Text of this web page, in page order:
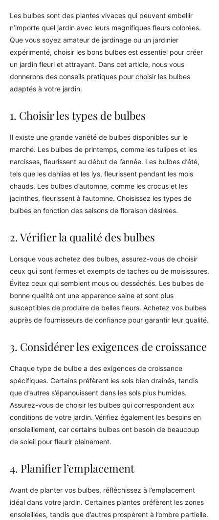
Les bulbes sont des plantes vivaces qui peuvent embellir
n’importe quel jardin avec leurs magnifiques fleurs colorées.
Que vous soyez amateur de jardinage ou un jardinier
expérimenté, choisir les bons bulbes est essentiel pour créer
un jardin fleuri et attrayant. Dans cet article, nous vous
donnerons des conseils pratiques pour choisir les bulbes
adaptés à votre jardin.
1. Choisir les types de bulbes
Il existe une grande variété de bulbes disponibles sur le
marché. Les bulbes de printemps, comme les tulipes et les
narcisses, fleurissent au début de l’année. Les bulbes d’été,
tels que les dahlias et les lys, fleurissent pendant les mois
chauds. Les bulbes d’automne, comme les crocus et les
jacinthes, fleurissent à l’automne. Choisissez les types de
bulbes en fonction des saisons de floraison désirées.
2. Vérifier la qualité des bulbes
Lorsque vous achetez des bulbes, assurez-vous de choisir
ceux qui sont fermes et exempts de taches ou de moisissures.
Évitez ceux qui semblent mous ou desséchés. Les bulbes de
bonne qualité ont une apparence saine et sont plus
susceptibles de produire de belles fleurs. Achetez vos bulbes
auprès de fournisseurs de confiance pour garantir leur qualité.
3. Considérer les exigences de croissance
Chaque type de bulbe a des exigences de croissance
spécifiques. Certains préfèrent les sols bien drainés, tandis
que d’autres s’épanouissent dans les sols plus humides.
Assurez-vous de choisir les bulbes qui correspondent aux
conditions de votre jardin. Vérifiez également les besoins en
ensoleillement, car certains bulbes ont besoin de beaucoup
de soleil pour fleurir pleinement.
4. Planifier l’emplacement
Avant de planter vos bulbes, réfléchissez à l’emplacement
idéal dans votre jardin. Certaines plantes préfèrent les zones
ensoleillées, tandis que d’autres prospèrent à l’ombre partielle.